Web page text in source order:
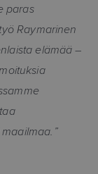
paras
Raymarinen
elämää –